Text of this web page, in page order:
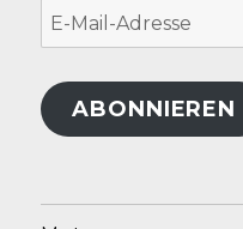
E-
Mail-
Adresse
ABONNIEREN